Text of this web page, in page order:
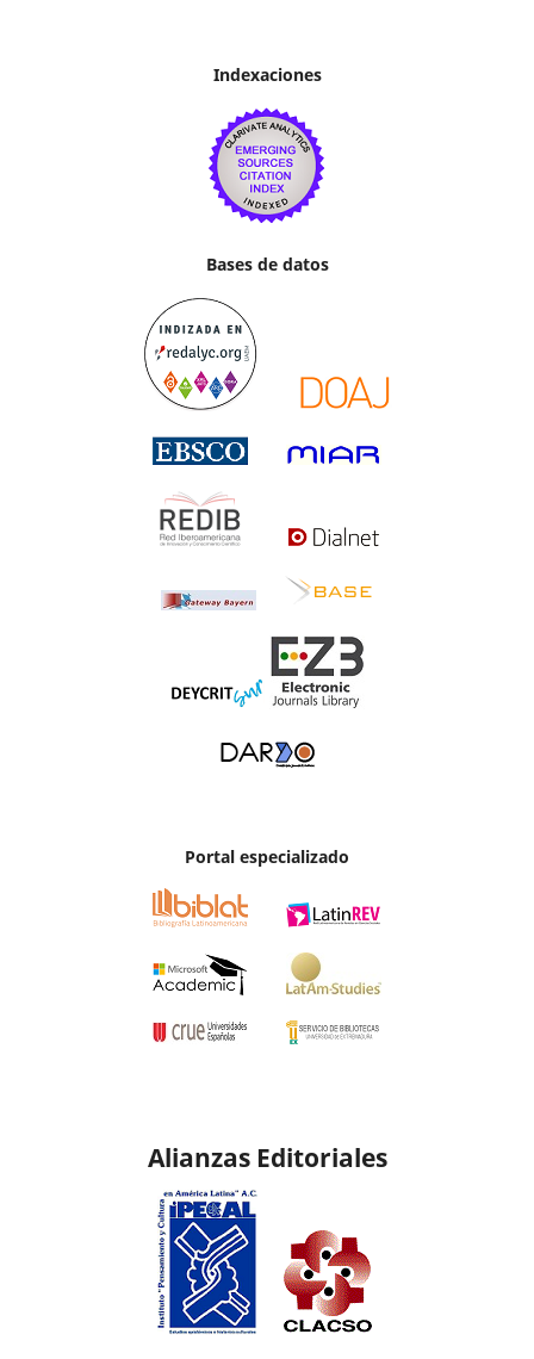
Indexaciones
Bases de datos
Portal especializado
Alianzas Editoriales